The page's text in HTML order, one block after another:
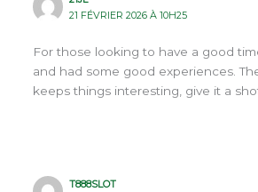
21 FÉVRIER 2026 À 10H25
For those looking to have a good
and had some good experiences.
keeps things interesting, give it a
T888SLOT